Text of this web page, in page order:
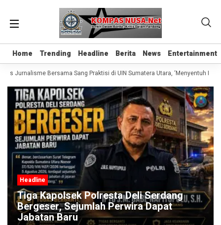
Home Trending Headline Berita News Entertainment
Home Trending Headline Berita News Entertainment
Jurnalisme Bersama Sang Praktisi di UIN Sumatera Utara, ‘Menyentuh Hati
Headline
Tiga Kapolsek Polresta Deli Serdang
Bergeser, Sejumlah Perwira Dapat
Jabatan Baru